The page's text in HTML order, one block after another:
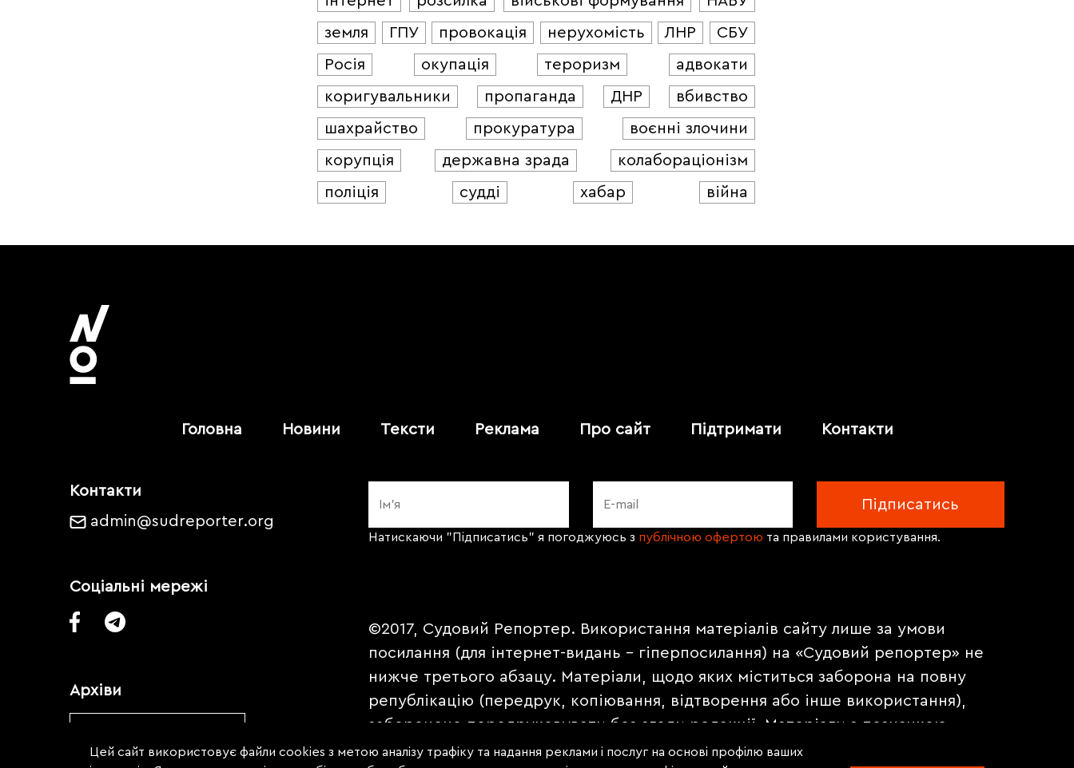
земля
ГПУ провокація нерухомість ЛНР
СБУ
Росія
окупація тероризм
адвокати
коригувальники
пропаганда ДНР
вбивство
шахрайство
прокуратура
воєнні злочини
корупція
державна зрада
колабораціонізм
поліція
судді хабар війна
Головна Новини Тексти Реклама Про сайт Підтримати Контакти
Контакти
admin@sudreporter.org
Соціальні мережі
Архіви
Натискаючи "Підписатись" я погоджуюсь з публічною офертою та правилами користування.
©2017, Судовий Репортер. Використання матеріалів сайту лише за умови
посилання (для інтернет-видань - гіперпосилання) на «Судовий репортер» не
нижче третього абзацу. Матеріали, щодо яких міститься заборона на повну
републікацію (передрук, копіювання, відтворення або інше використання),
заборонено передруковувати без згоди редакції. Матеріали з позначкою
PROMOTED, ЗА ПІДТРИМКИ, * публікуються на правах реклами.
Цей сайт використовує файли cookies з метою аналізу трафіку та надання реклами і послуг на основі профілю ваших